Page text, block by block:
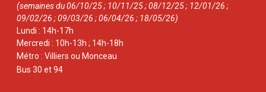
(semaines du 06/10/25 ; 10/11/25 ; 08/12/25 ; 12/01/26 ;
09/02/26 ; 09/03/26 ; 06/04/26 ; 18/05/26)
Lundi : 14h-17h
Mercredi : 10h-13h ; 14h-18h
Métro : Villiers ou Monceau
Bus 30 et 94